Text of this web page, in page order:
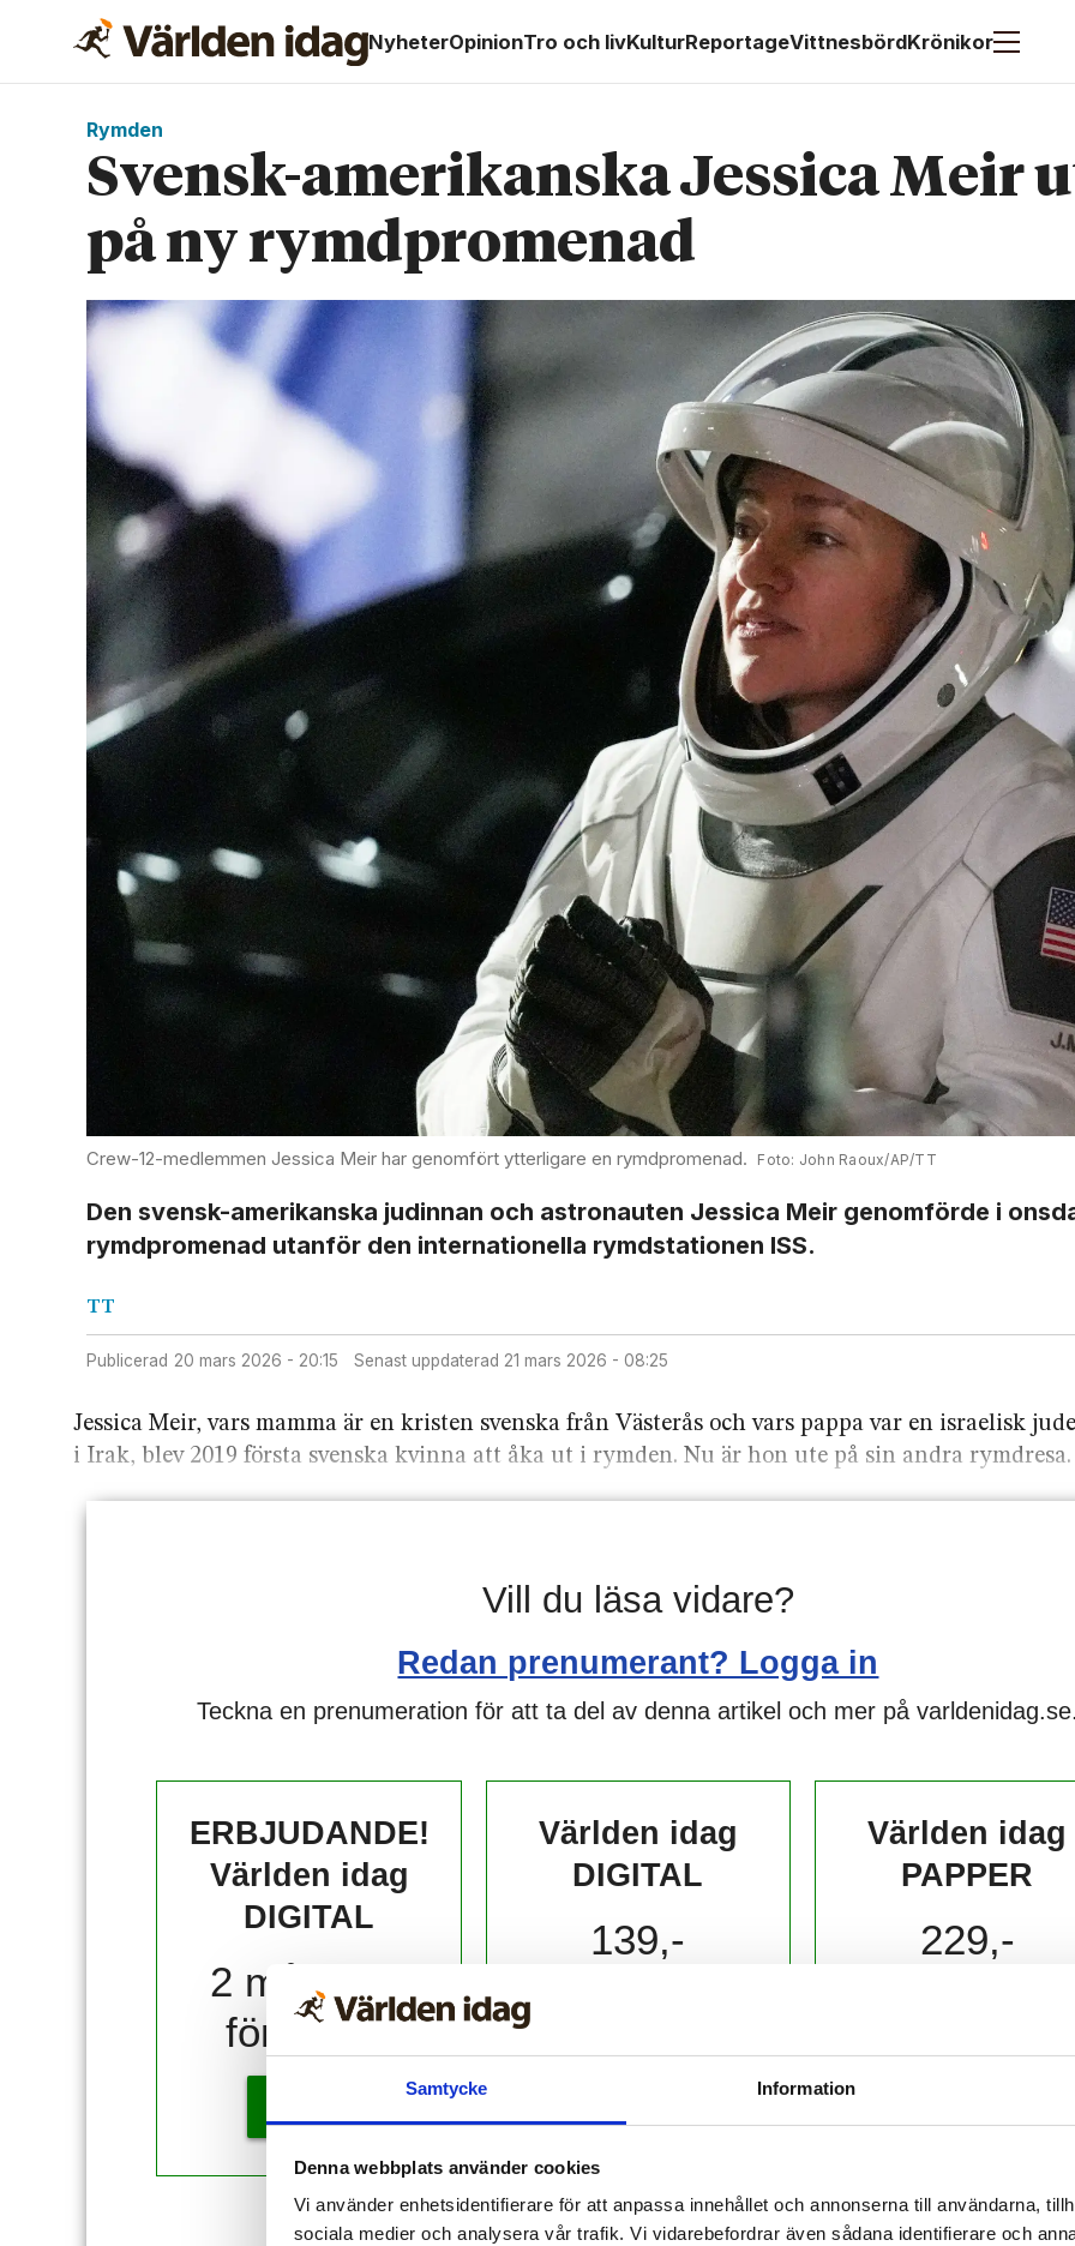
Samtycke Information
Denna webbplats använder cookies
Vi använder enhetsidentifierare för att anpassa innehållet och annonserna till användarna,
sociala medier och analysera vår trafik. Vi vidarebefordrar även sådana identifierare och
NyheterOpinionTro och livKulturReportageVittnesbördKrönikor
Rymden
Svensk-amerikanska Jessica Meir
på ny rymd­promenad
Crew-12-medlemmen Jessica Meir har genomfört ytterligare en rymdpromenad. John Raoux/AP/TT
Den svensk-amerikanska judinnan och astronauten Jessica Meir genom­förde i
rymd­promenad utanför den inter­nationella rymd­stationen ISS.
TT
Publicerad 20 mars 2026 - 20:15 Senast uppdaterad 21 mars 2026 - 08:25
Jessica Meir, vars mamma är en kristen svenska från Västerås och vars pappa var en israelisk
i Irak, blev 2019 första svenska kvinna att åka ut i rymden. Nu är hon ute på sin andra rymd­resa.
Vill du läsa vidare?
Redan prenumerant? Logga in
Teckna en prenumeration för att ta del av denna artikel och mer på
ERBJUDANDE!
Världen idag
DIGITAL
2 månader
för 10 kr!
Världen idag
DIGITAL
139,-
Världen idag
PAPPER
229,-
Redan prenumerant? Logga in